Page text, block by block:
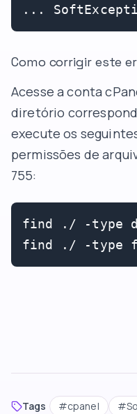
...
Como corrigir este
Acesse a conta
diretório
execute os
permissões de
755:
find ./ -type d
find ./ -type f
Tags #cpanel #